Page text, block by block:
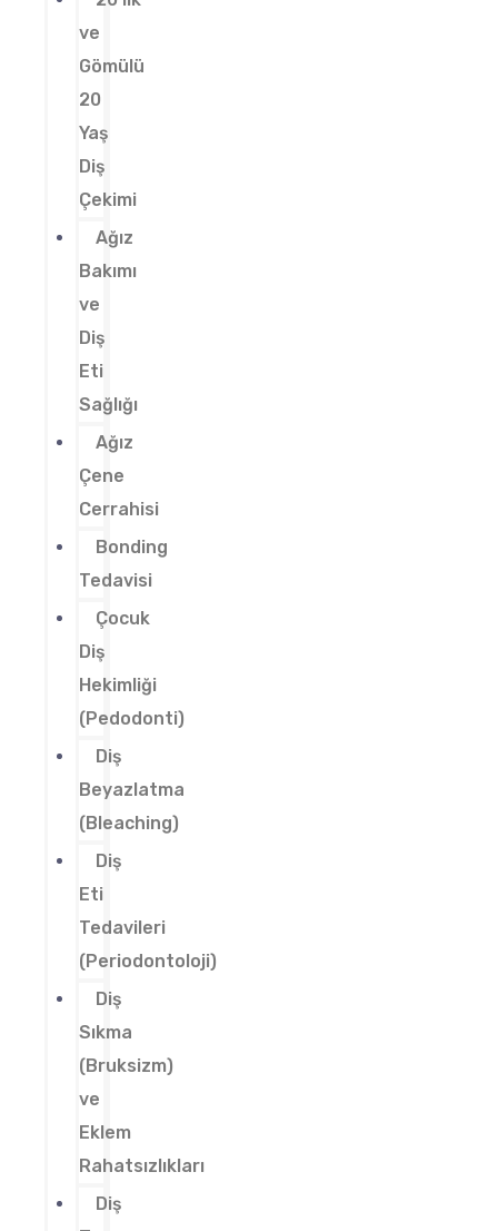
ve
Gömülü
20
Yaş
Diş
Çekimi
Ağız
Bakımı
ve
Diş
Eti
Sağlığı
Ağız
Çene
Cerrahisi
Bonding
Tedavisi
Çocuk
Diş
Hekimliği
(Pedodonti)
Diş
Beyazlatma
(Bleaching)
Diş
Eti
Tedavileri
(Periodontoloji)
Diş
Sıkma
(Bruksizm)
ve
Eklem
Rahatsızlıkları
Diş